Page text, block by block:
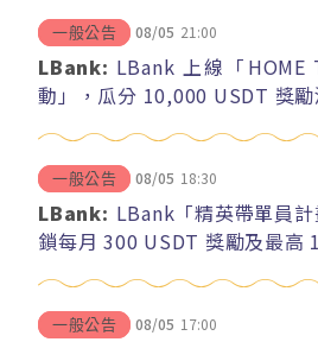
一般公告 08/05 21:00
LBank: LBank 上線「HOME
動」，瓜分 10,000 USDT 獎勵
一般公告 08/05 18:30
LBank: LBank「精英帶單員
鎖每月 300 USDT 獎勵及最高
一般公告 08/05 17:00